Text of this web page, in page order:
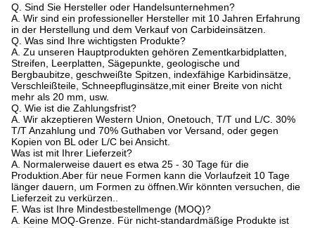
Q. Sind Sie Hersteller oder Handelsunternehmen?
A. Wir sind ein professioneller Hersteller mit 10 Jahren Erfahrung
in der Herstellung und dem Verkauf von Carbideinsätzen.
Q. Was sind Ihre wichtigsten Produkte?
A. Zu unseren Hauptprodukten gehören Zementkarbidplatten,
Streifen, Leerplatten, Sägepunkte, geologische und
Bergbaubitze, geschweißte Spitzen, indexfähige Karbidinsätze,
Verschleißteile, Schneepfluginsätze,mit einer Breite von nicht
mehr als 20 mm, usw.
Q. Wie ist die Zahlungsfrist?
A. Wir akzeptieren Western Union, Onetouch, T/T und L/C. 30%
T/T Anzahlung und 70% Guthaben vor Versand, oder gegen
Kopien von BL oder L/C bei Ansicht.
Was ist mit Ihrer Lieferzeit?
A. Normalerweise dauert es etwa 25 - 30 Tage für die
Produktion.Aber für neue Formen kann die Vorlaufzeit 10 Tage
länger dauern, um Formen zu öffnen.Wir könnten versuchen, die
Lieferzeit zu verkürzen..
F. Was ist Ihre Mindestbestellmenge (MOQ)?
A. Keine MOQ-Grenze. Für nicht-standardmäßige Produkte ist